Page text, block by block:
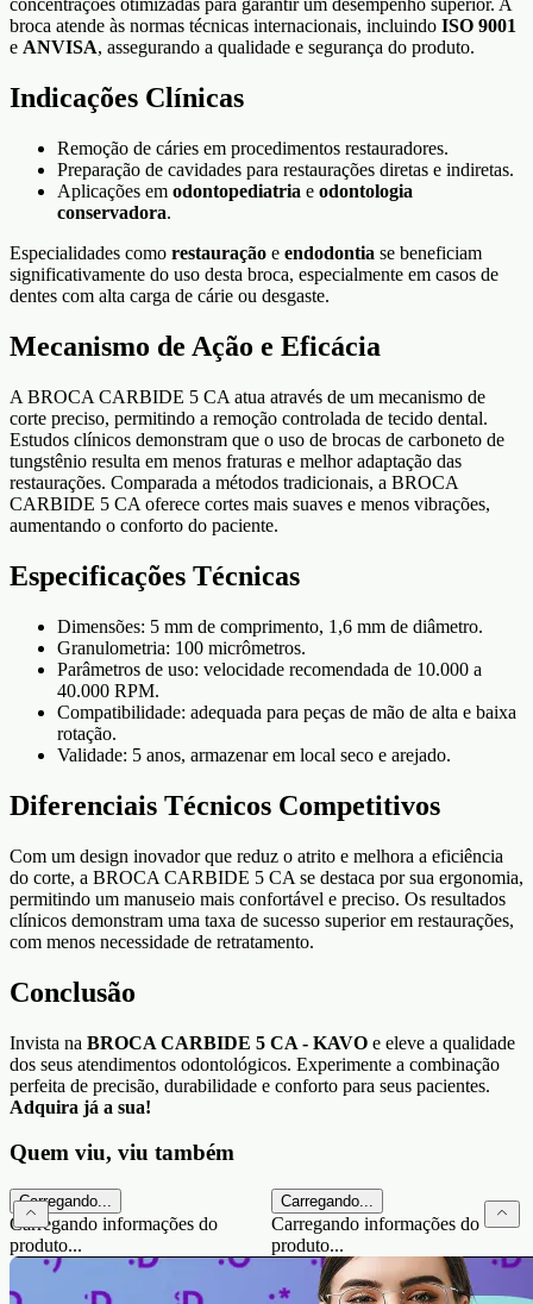
concentrações otimizadas para garantir um desempenho superior. A
broca atende às normas técnicas internacionais, incluindo ISO 9001
e ANVISA, assegurando a qualidade e segurança do produto.
Indicações Clínicas
Remoção de cáries em procedimentos restauradores.
Preparação de cavidades para restaurações diretas e indiretas.
Aplicações em odontopediatria e odontologia
conservadora.
Especialidades como restauração e endodontia se beneficiam
significativamente do uso desta broca, especialmente em casos de
dentes com alta carga de cárie ou desgaste.
Mecanismo de Ação e Eficácia
A BROCA CARBIDE 5 CA atua através de um mecanismo de
corte preciso, permitindo a remoção controlada de tecido dental.
Estudos clínicos demonstram que o uso de brocas de carboneto de
tungstênio resulta em menos fraturas e melhor adaptação das
restaurações. Comparada a métodos tradicionais, a BROCA
CARBIDE 5 CA oferece cortes mais suaves e menos vibrações,
aumentando o conforto do paciente.
Especificações Técnicas
Dimensões: 5 mm de comprimento, 1,6 mm de diâmetro.
Granulometria: 100 micrômetros.
Parâmetros de uso: velocidade recomendada de 10.000 a
40.000 RPM.
Compatibilidade: adequada para peças de mão de alta e baixa
rotação.
Validade: 5 anos, armazenar em local seco e arejado.
Diferenciais Técnicos Competitivos
Com um design inovador que reduz o atrito e melhora a eficiência
do corte, a BROCA CARBIDE 5 CA se destaca por sua ergonomia,
permitindo um manuseio mais confortável e preciso. Os resultados
clínicos demonstram uma taxa de sucesso superior em restaurações,
com menos necessidade de retratamento.
Conclusão
Invista na BROCA CARBIDE 5 CA - KAVO e eleve a qualidade
dos seus atendimentos odontológicos. Experimente a combinação
perfeita de precisão, durabilidade e conforto para seus pacientes.
Adquira já a sua!
Quem viu, viu também
Carregando...
Carregando informações do
produto...
Carregando...
Carregando informações do
produto...